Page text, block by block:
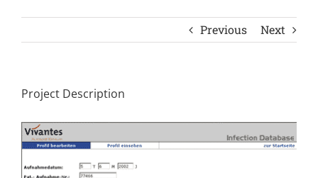
Previous Next
Project Description